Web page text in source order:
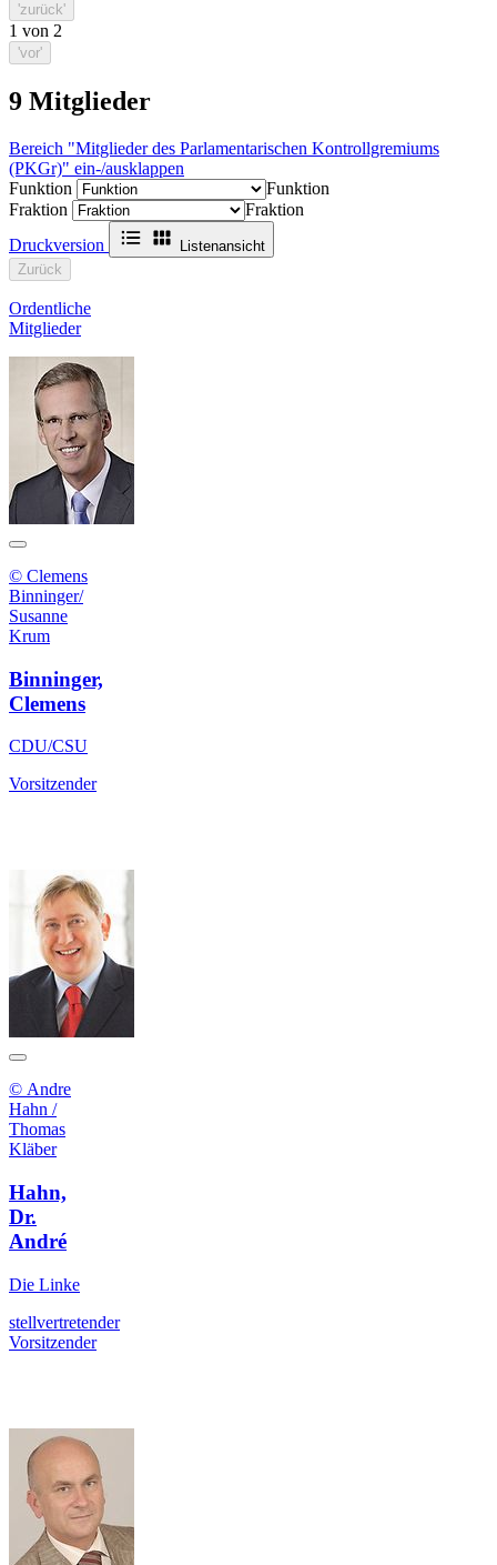
'zurück'
1 von 2
'vor'
9 Mitglieder
Bereich "Mitglieder des Parlamentarischen Kontrollgremiums
(PKGr)" ein-/ausklappen
Funktion
Funktion
Fraktion
Fraktion
Druckversion
Listenansicht
Zurück
Ordentliche
Mitglieder
© Clemens
Binninger/
Susanne
Krum
Binninger,
Clemens
CDU/CSU
Vorsitzender
© Andre
Hahn /
Thomas
Kläber
Hahn,
Dr.
André
Die Linke
stellvertretender
Vorsitzender